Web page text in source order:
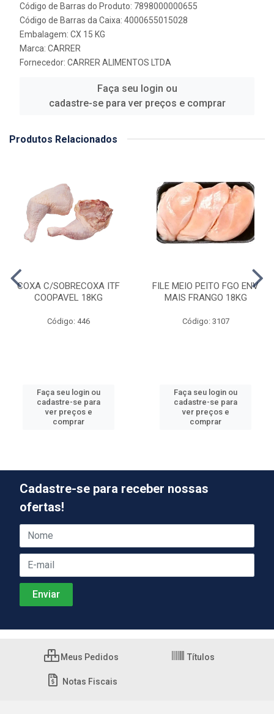
Código de Barras do Produto: 7898000000655
Código de Barras da Caixa: 4000655015028
Embalagem: CX 15 KG
Marca: CARRER
Fornecedor: CARRER ALIMENTOS LTDA
Faça seu login ou
cadastre-se para ver preços e comprar
Produtos Relacionados
COXA C/SOBRECOXA ITF
COOPAVEL 18KG
Código: 446
Faça seu login ou
cadastre-se para
ver preços e
comprar
FILE MEIO PEITO FGO ENV
MAIS FRANGO 18KG
Código: 3107
Faça seu login ou
cadastre-se para
ver preços e
comprar
Cadastre-se para receber nossas
ofertas!
Meus Pedidos Títulos
Notas Fiscais